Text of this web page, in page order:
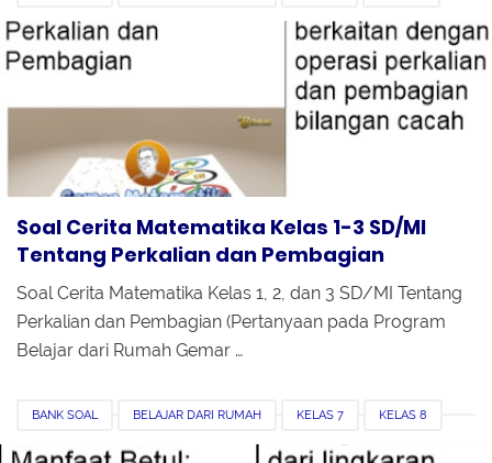
KELAS 3 MATEMATIKA PEMBAGIAN PERKALIAN
PERTANYAAN DI TVRI SOAL CERITA
Soal Cerita Matematika Kelas 1-3 SD/MI
Tentang Perkalian dan Pembagian
Soal Cerita Matematika Kelas 1, 2, dan 3 SD/MI Tentang
Perkalian dan Pembagian (Pertanyaan pada Program
Belajar dari Rumah Gemar …
BANK SOAL BELAJAR DARI RUMAH KELAS 7 KELAS 8
KELAS 9 MATEMATIKA PERTANYAAN DI TVRI